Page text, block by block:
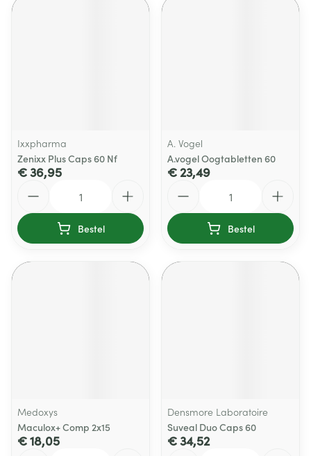
Ixxpharma
Zenixx Plus Caps 60 Nf
€ 36,95
Bestel
A. Vogel
A.vogel Oogtabletten 60
€ 23,49
Bestel
Medoxys
Maculox+ Comp 2x15
€ 18,05
Densmore Laboratoire
Suveal Duo Caps 60
€ 34,52